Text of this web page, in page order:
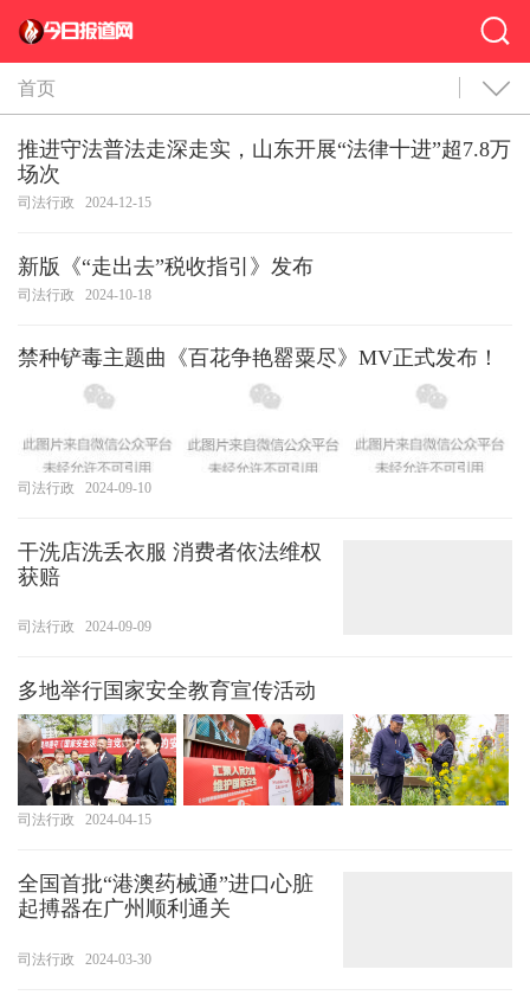
首页
推进守法普法走深走实，山东开展“法律十进”超7.8万
场次
司法行政 2024-12-15
新版《“走出去”税收指引》发布
司法行政 2024-10-18
禁种铲毒主题曲《百花争艳罂粟尽》MV正式发布！
司法行政 2024-09-10
干洗店洗丢衣服 消费者依法维权
获赔
司法行政 2024-09-09
多地举行国家安全教育宣传活动
司法行政 2024-04-15
全国首批“港澳药械通”进口心脏
起搏器在广州顺利通关
司法行政 2024-03-30